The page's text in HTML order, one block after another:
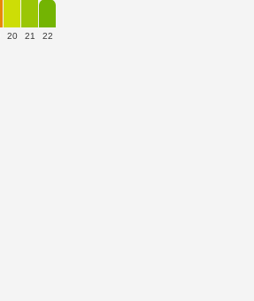
20 21 22